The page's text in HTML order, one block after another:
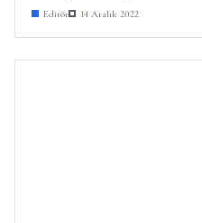
Editör 14 Aralık 2022